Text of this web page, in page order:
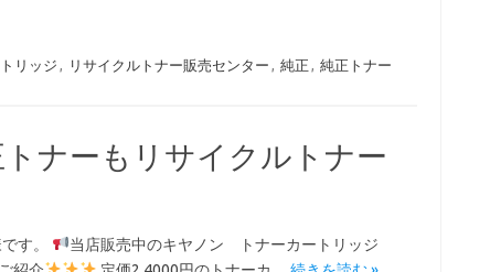
リッジ , リサイクルトナー販売センター , 純正 , 純正トナー
ナーもリサイクルトナー
す。
当店販売中のキヤノン トナーカートリッジ